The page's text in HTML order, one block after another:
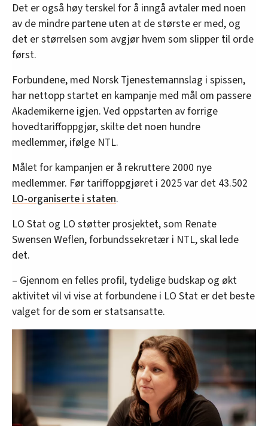
Det er også høy terskel for å inngå avtaler med noen
av de mindre partene uten at de største er med, og
det er størrelsen som avgjør hvem som slipper til orde
først.
Forbundene, med Norsk Tjenestemannslag i spissen,
har nettopp startet en kampanje med mål om passere
Akademikerne igjen. Ved oppstarten av forrige
hovedtariffoppgjør, skilte det noen hundre
medlemmer, ifølge NTL.
Målet for kampanjen er å rekruttere 2000 nye
medlemmer. Før tariffoppgjøret i 2025 var det 43.502
LO-organiserte i staten.
LO Stat og LO støtter prosjektet, som Renate
Swensen Weflen, forbundssekretær i NTL, skal lede
det.
– Gjennom en felles profil, tydelige budskap og økt
aktivitet vil vi vise at forbundene i LO Stat er det beste
valget for de som er statsansatte.